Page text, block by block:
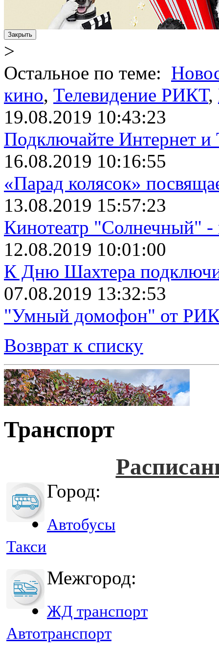
Закрыть
>
Остальное по теме:
кино, Телевидение РИКТ,
19.08.2019 10:43:23
Подключайте Интернет и
16.08.2019 10:16:55
«Парад колясок»
13.08.2019 15:57:23
Кинотеатр
12.08.2019 10:01:00
К Дню Шахтера
07.08.2019 13:32:53
"Умный домофон" от
Возврат к списку
Транспорт
Город:
Автобусы
Такси
Межгород:
ЖД транспорт
Автотранспорт